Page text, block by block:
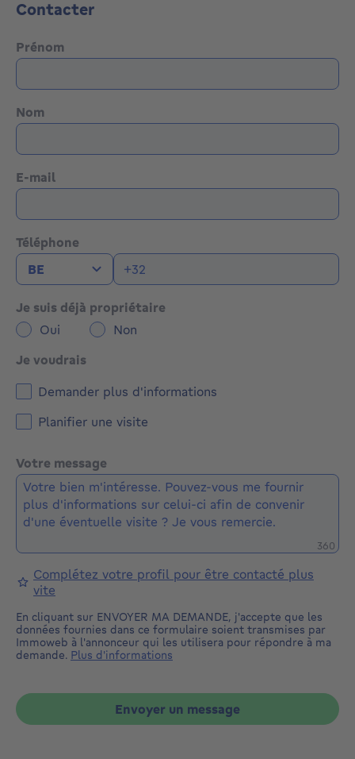
Contacter
Prénom
Nom
E-mail
Téléphone
Je suis déjà propriétaire
Oui
Non
Je voudrais
Demander plus d'informations
Planifier une visite
Votre message
360
Complétez votre profil pour être contacté plus
vite
En cliquant sur ENVOYER MA DEMANDE, j'accepte que les
données fournies dans ce formulaire soient transmises par
Immoweb à l'annonceur qui les utilisera pour répondre à ma
demande. Plus d'informations
Envoyer un message